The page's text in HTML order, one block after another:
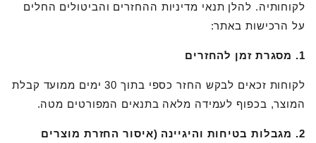
לקוחותיה. להלן תנאי מדיניות ההחזרים והביטולים החלים
על הרכישות באתר:
1. מסגרת זמן להחזרים
לקוחות זכאים לבקש החזר כספי בתוך 30 ימים ממועד קבלת
המוצר, בכפוף לעמידה מלאה בתנאים המפורטים מטה.
2. מגבלות בטיחות והיגיינה (איסור החזרת מוצרים